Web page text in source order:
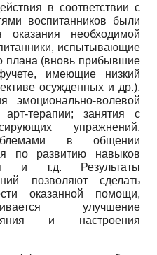
в соответствии с
воспитанников были
необходимой
испытывающие
плана (вновь прибывшие
имеющие низкий
осужденных и др.),
эмоционально-волевой
терапии; занятия с
упражнений.
в общении
по развитию навыков
и т.д. Результаты
позволяют сделать
оказанной помощи,
улучшение
и настроения